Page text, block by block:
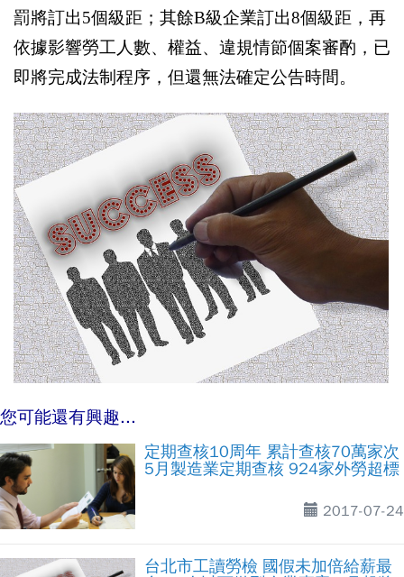
罰將訂出5個級距；其餘B級企業訂出8個級距，再
依據影響勞工人數、權益、違規情節個案審酌，已
即將完成法制程序，但還無法確定公告時間。
您可能還有興趣...
定期查核10周年 累計查核70萬家次
5月製造業定期查核 924家外勞超標
2017-07-24
台北市工讀勞檢 國假未加倍給薪最